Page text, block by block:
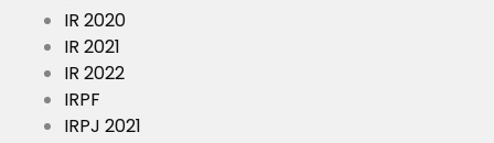
IR 2020
IR 2021
IR 2022
IRPF
IRPJ 2021